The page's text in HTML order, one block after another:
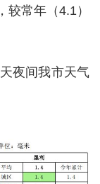
常年（4.1）
夜间我市天气